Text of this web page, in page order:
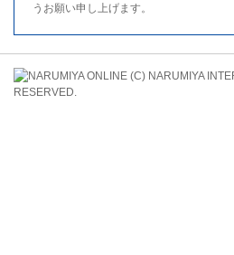
うお願い申し上げます。